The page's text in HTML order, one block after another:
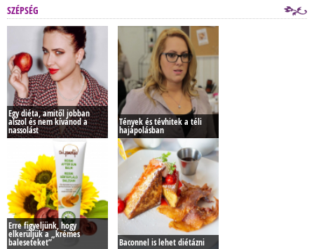
SZÉPSÉG
Egy diéta, amitől jobban
alszol és nem kívánod a
nassolást
Tények és tévhitek a téli
hajápolásban
Erre figyeljünk, hogy
elkerüljük a „krémes
baleseteket” Baconnel is lehet diétázni